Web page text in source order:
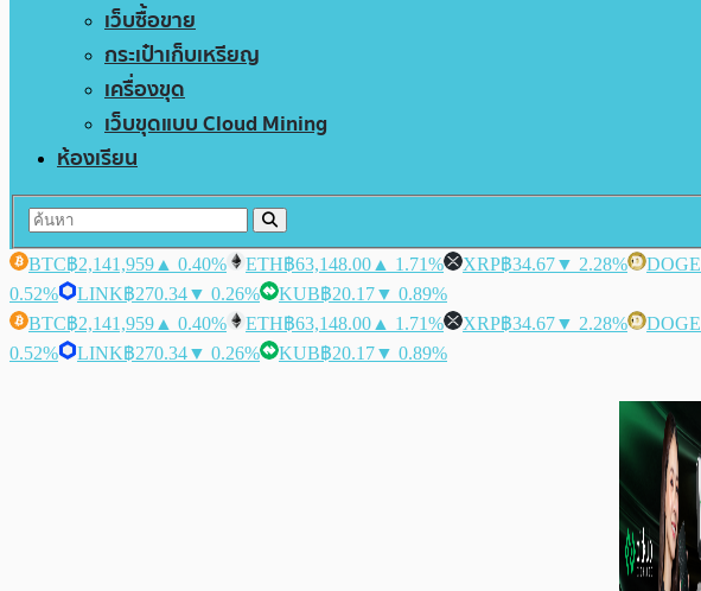
เว็บซื้อขาย
กระเป๋าเก็บเหรียญ
เครื่องขุด
เว็บขุดแบบ Cloud Mining
ห้องเรียน
BTC฿2,141,959 ▲ 0.40% ETH฿63,148.00 ▲ 1.71% XRP฿34.67▼ 2.28% DOGE
0.52%
LINK฿270.34▼ 0.26% KUB฿20.17▼ 0.89%
BTC฿2,141,959 ▲ 0.40% ETH฿63,148.00 ▲ 1.71% XRP฿34.67▼ 2.28% DOGE
0.52%
LINK฿270.34▼ 0.26% KUB฿20.17▼ 0.89%